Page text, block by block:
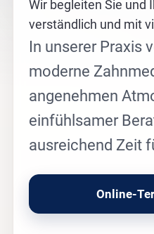
Wir begleiten Sie und
verständlich und mit
In unserer Praxis
moderne
angenehmen
einfühlsamer
ausreichend Zeit
Online-